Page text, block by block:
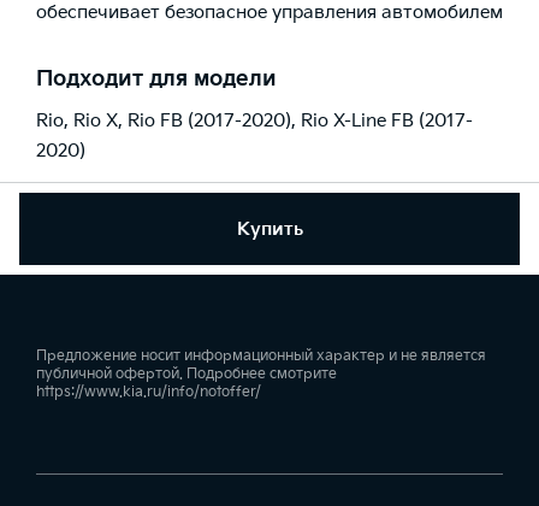
Купить
обеспечивает безопасное управления автомобилем
Подходит для модели
Rio, Rio X, Rio FB (2017-2020), Rio X-Line FB (2017-
2020)
Предложение носит информационный характер и не является
публичной офертой. Подробнее смотрите
https://www.kia.ru/info/notoffer/